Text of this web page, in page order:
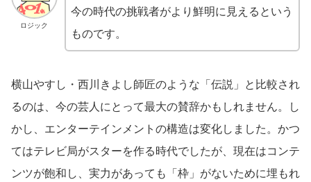
ロジック
今の時代の挑戦者がより鮮明に見えるという
ものです。
横山やすし・西川きよし師匠のような「伝説」と比較され
るのは、今の芸人にとって最大の賛辞かもしれません。し
かし、エンターテインメントの構造は変化しました。かつ
てはテレビ局がスターを作る時代でしたが、現在はコンテ
ンツが飽和し、実力があっても「枠」がないために埋もれ